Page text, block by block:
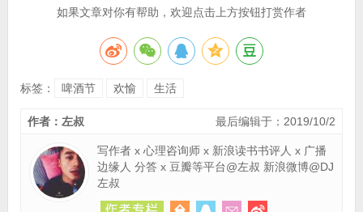
如果文章对你有帮助，欢迎点击上方按钮打赏作者
标签： 啤酒节 欢愉 生活
最后编辑于：2019/10/2
作者：左叔
写作者 x 心理咨询师 x 新浪读书书评人 x 广播
边缘人 分答 x 豆瓣等平台@左叔 新浪微博@DJ
左叔